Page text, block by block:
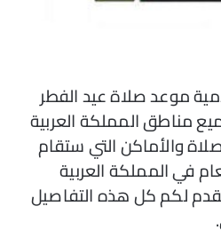
موعد صلاة عيد الفطر
في جميع مناطق المملكة العربية
والأماكن التي ستقام
في المملكة العربية
لكم كل هذه التفاصيل